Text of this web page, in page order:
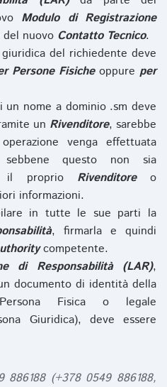
Modulo di Registrazione
nuovo Contatto Tecnico.
del richiedente deve
Persone Fisicheoppure per
nome a dominio .sm deve
un Rivenditore, sarebbe
venga effettuata
questo non sia
il proprio Rivenditoreo
informazioni.
in tutte le sue parti la
, firmarla e quindi
competente.
di Responsabilità (LAR),
documento di identità della
Fisica o legale
Giuridica), deve essere
(+378 0549 886188,